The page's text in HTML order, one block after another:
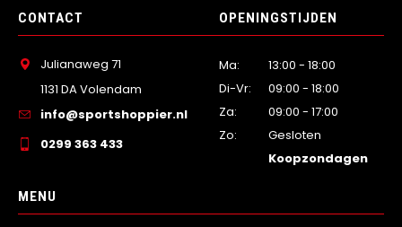
CONTACT
Julianaweg 71
1131 DA Volendam
info@sportshoppier.nl
0299 363 433
OPENINGSTIJDEN
Ma:
13:00 - 18:00
Di-Vr:
09:00 - 18:00
Za:
09:00 - 17:00
Zo:
Gesloten
Koopzondagen
MENU